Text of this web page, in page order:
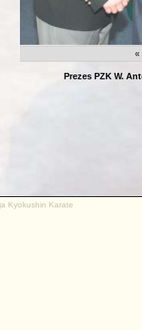
«
Prezes PZK W.
Kyokushin Karate